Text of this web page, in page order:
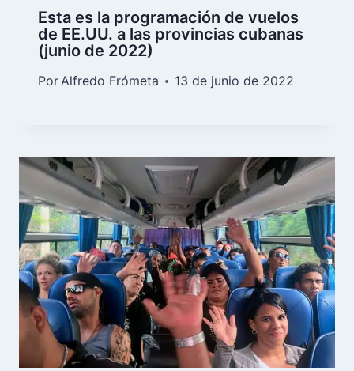
Esta es la programación de vuelos
de EE.UU. a las provincias cubanas
(junio de 2022)
PorAlfredo Frómeta 13 de junio de 2022